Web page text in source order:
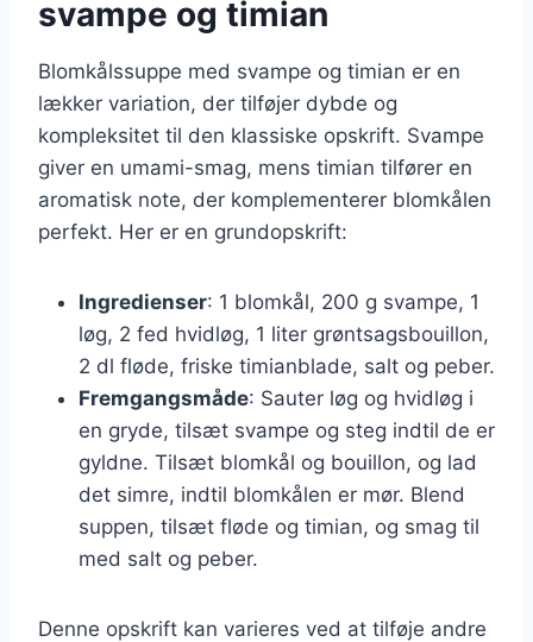
svampe og timian
Blomkålssuppe med svampe og timian er en
lækker variation, der tilføjer dybde og
kompleksitet til den klassiske opskrift. Svampe
giver en umami-smag, mens timian tilfører en
aromatisk note, der komplementerer blomkålen
perfekt. Her er en grundopskrift:
Ingredienser: 1 blomkål, 200 g svampe, 1
løg, 2 fed hvidløg, 1 liter grøntsagsbouillon,
2 dl fløde, friske timianblade, salt og peber.
Fremgangsmåde: Sauter løg og hvidløg i
en gryde, tilsæt svampe og steg indtil de er
gyldne. Tilsæt blomkål og bouillon, og lad
det simre, indtil blomkålen er mør. Blend
suppen, tilsæt fløde og timian, og smag til
med salt og peber.
Denne opskrift kan varieres ved at tilføje andre